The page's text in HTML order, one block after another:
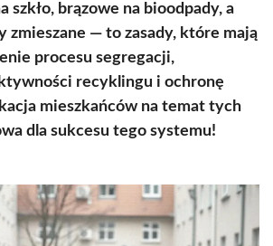
szkło, brązowe na bioodpady, a
zmieszane — to zasady, które mają
procesu segregacji,
recyklingu i ochronę
mieszkańców na temat tych
dla sukcesu tego systemu!